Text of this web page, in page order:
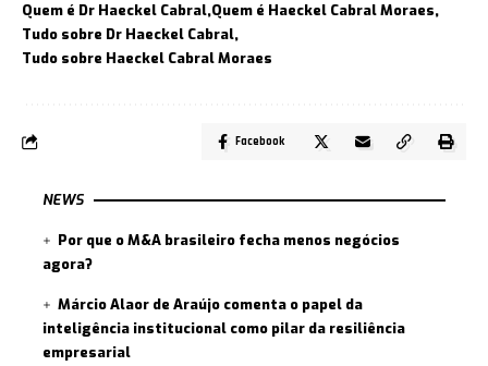
Quem é Dr Haeckel Cabral Quem é Haeckel Cabral Moraes
Tudo sobre Dr Haeckel Cabral
Tudo sobre Haeckel Cabral Moraes
Facebook
NEWS
Por que o M&A brasileiro fecha menos negócios
agora?
Márcio Alaor de Araújo comenta o papel da
inteligência institucional como pilar da resiliência
empresarial